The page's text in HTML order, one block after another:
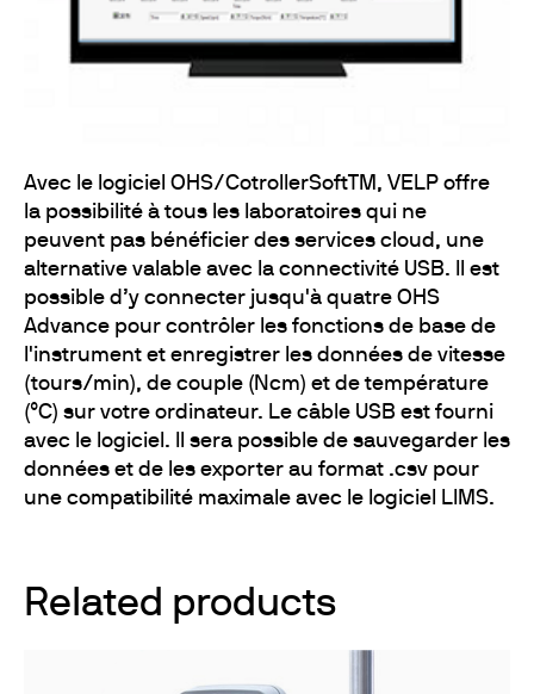
Avec le logiciel OHS/CotrollerSoftTM, VELP offre
la possibilité à tous les laboratoires qui ne
peuvent pas bénéficier des services cloud, une
alternative valable avec la connectivité USB. Il est
possible d’y connecter jusqu'à quatre OHS
Advance pour contrôler les fonctions de base de
l'instrument et enregistrer les données de vitesse
(tours/min), de couple (Ncm) et de température
(°C) sur votre ordinateur. Le câble USB est fourni
avec le logiciel. Il sera possible de sauvegarder les
données et de les exporter au format .csv pour
une compatibilité maximale avec le logiciel LIMS.
Related products